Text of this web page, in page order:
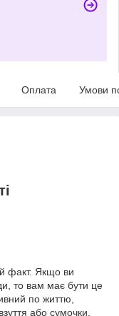
Оплата Умови
факт. Якщо ви
то вам має бути це
по життю,
або сумочки.